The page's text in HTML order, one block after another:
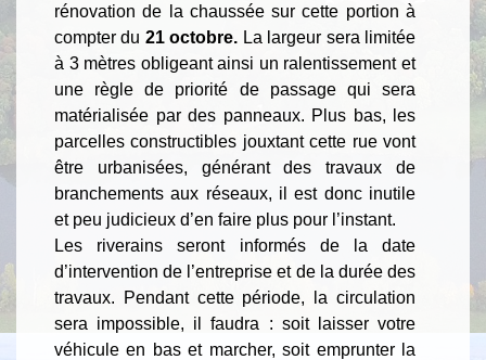
rénovation de la chaussée sur cette portion à
compter du 21 octobre. La largeur sera limitée
à 3 mètres obligeant ainsi un ralentissement et
une règle de priorité de passage qui sera
matérialisée par des panneaux. Plus bas, les
parcelles constructibles jouxtant cette rue vont
être urbanisées, générant des travaux de
branchements aux réseaux, il est donc inutile
et peu judicieux d’en faire plus pour l’instant.
Les riverains seront informés de la date
d’intervention de l’entreprise et de la durée des
travaux. Pendant cette période, la circulation
sera impossible, il faudra : soit laisser votre
véhicule en bas et marcher, soit emprunter la